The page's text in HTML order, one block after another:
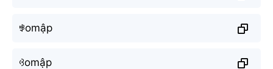
ꃃomập
ꃳomập